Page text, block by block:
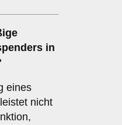
in
eines
nicht